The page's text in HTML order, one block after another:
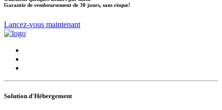
Garantie de remboursement de 30 jours, sans risque!
Lancez-vous maintenant
Solution d'Hébergement